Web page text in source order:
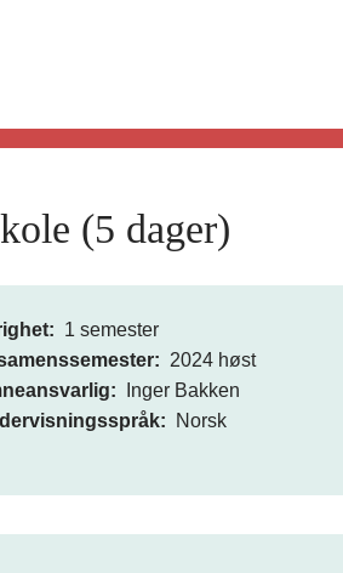
(5 dager)
1 semester
2024 høst
Inger Bakken
Norsk